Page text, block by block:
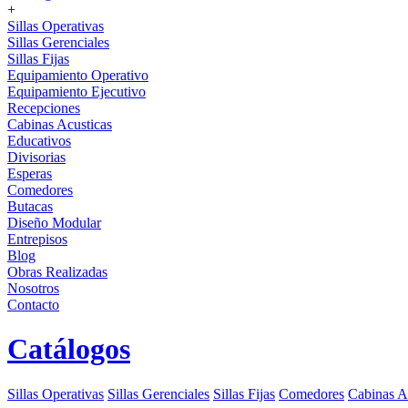
+
Sillas Operativas
Sillas Gerenciales
Sillas Fijas
Equipamiento Operativo
Equipamiento Ejecutivo
Recepciones
Cabinas Acusticas
Educativos
Divisorias
Esperas
Comedores
Butacas
Diseño Modular
Entrepisos
Blog
Obras Realizadas
Nosotros
Contacto
Catálogos
Sillas Operativas Sillas Gerenciales Sillas Fijas Comedores Cabinas